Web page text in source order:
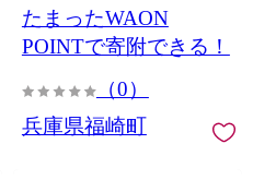
たまったWAON
POINTで寄附できる！
（0）
兵庫県福崎町